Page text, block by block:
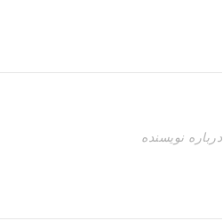
درباره نویسنده